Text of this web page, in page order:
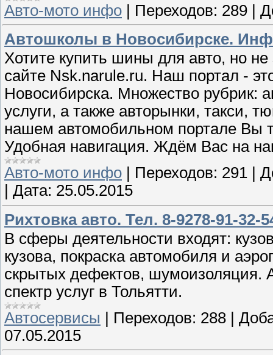
Авто-мото инфо | Переходов: 289 |
Автошколы в Новосибирске.
Хотите купить шины для авто, но не
сайте Nsk.narule.ru. Наш портал -
Новосибирска. Множество рубрик:
услуги, а также авторынки, такси,
нашем автомобильном портале Вы
Удобная навигация. Ждём Вас на
Авто-мото инфо
Переходов: 291
Дата: 25.05.2015
Рихтовка авто. Тел. 8-9278-91-32-
В сферы деятельности входят:
кузова, покраска автомобиля и
скрытых дефектов, шумоизоляция.
спектр услуг в Тольятти.
Автосервисы
Переходов: 288
07.05.2015